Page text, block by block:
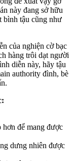
này đang sở hữu
bình tậu cũng như
của nghiện cờ bạc
hàng trôi dạt người
diễn này, hãy tậu
authority đình, bè
để mang được
dưng nhiên được